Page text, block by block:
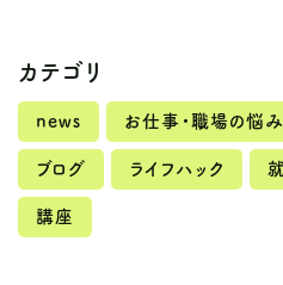
カテゴリ
news お仕事・職場の悩み
ブログ ライフハック
講座